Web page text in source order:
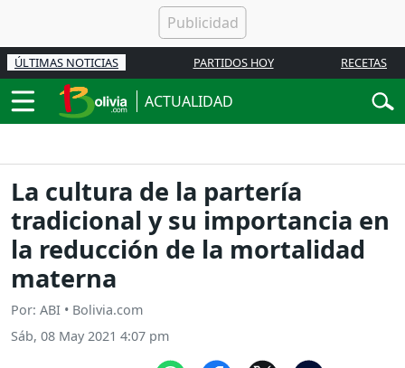
ÚLTIMAS NOTICIAS PARTIDOS HOY RECETAS
ACTUALIDAD
La cultura de la partería
tradicional y su importancia en
la reducción de la mortalidad
materna
Por: ABI • Bolivia.com
Sáb, 08 May 2021 4:07 pm